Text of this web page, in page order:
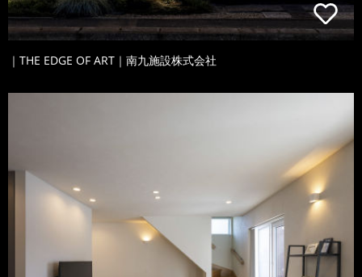
｜THE EDGE OF ART｜南九施設株式会社